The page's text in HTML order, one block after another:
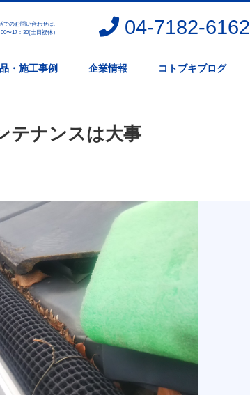
でのお問い合わせは、
〜17：30(土日祝休）
04-7182-6162
・施工事例 企業情報 コトブキブログ
テナンスは大事